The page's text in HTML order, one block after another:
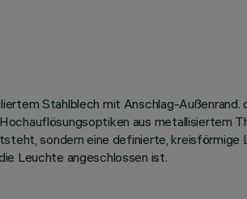
Stahlblech mit Anschlag-
aus
sondern eine definierte,
Leuchte angeschlossen ist.